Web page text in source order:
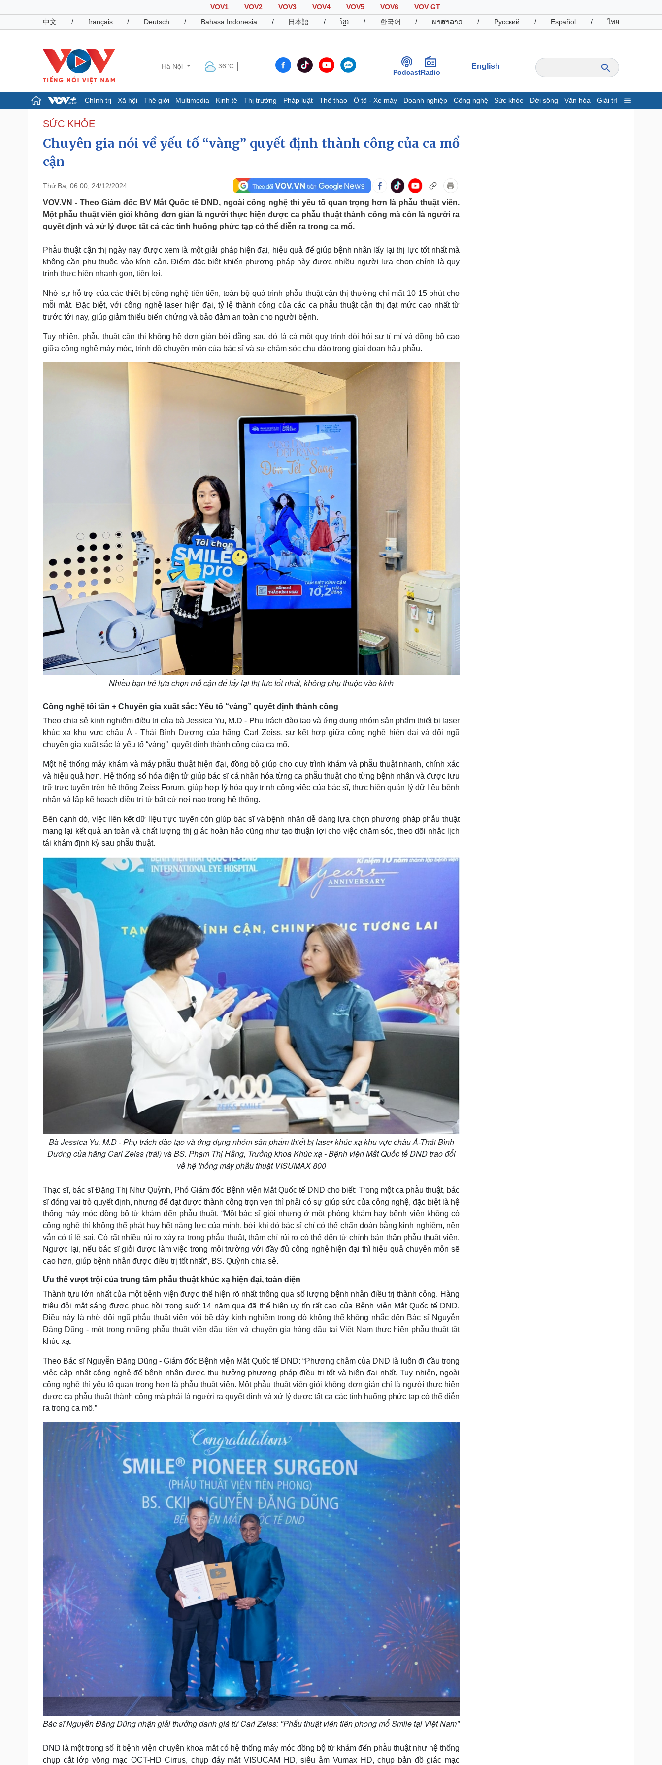
VOV1 VOV2 VOV3 VOV4 VOV5 VOV6
VOV GT
中文
/ français / Deutsch / Bahasa Indonesia / 日本語 / ខ្មែរ / 한국어 / ພາສາລາວ / Русский / Español / ไทย
Hà Nội 36°C
PodcastRadio
English
Chính trị Xã hội Thế giới Multimedia Kinh tế Thị trường Pháp luật Thể thao Ô tô - Xe máy Doanh nghiệp Công nghệ Sức khỏe Đời sống Văn hóa Giải trí
Chính trị
Tổ chức nhân sự
Quốc hội
Nhận diện sự thật
Dự báo thời tiết
Cuộc sống đó đây
Ảnh
Bất động sản
Khởi nghiệp
Pháp luật
Vụ án
Tin nóng
Quân sự - Quốc phòng
Vũ khí
Việt Nam
Thể thao
Bóng đá
Lịch thi đấu bóng đá
eSports
Hậu trường
Ô tô - Xe máy
Ô tô
Xe máy
Doanh nghiệp
Thông tin doanh nghiệp
Vì cộng đồng
Sức khỏe
Dinh dưỡng - món ngon
Cây thuốc
Sản phụ khoa
Nhi khoa
Làm đẹp - giảm cân
Phòng mạch online
Đời sống
Blog
Tình yêu - Gia đình
Sân khấu - Điện ảnh
Văn học
Âm nhạc
Di sản
Thời trang
Sao Việt
Săn Tour
check-in
SỨC KHỎE
Chuyên gia nói về yếu tố “vàng” quyết định thành công của ca mổ
cận
Thứ Ba, 06:00, 24/12/2024
VOV.VN - Theo Giám đốc BV Mắt Quốc tế DND, ngoài công nghệ thì yếu tố quan trọng hơn là phẫu thuật viên.
Một phẫu thuật viên giỏi không đơn giản là người thực hiện được ca phẫu thuật thành công mà còn là người ra
quyết định và xử lý được tất cả các tình huống phức tạp có thể diễn ra trong ca mổ.
Phẫu thuật cận thị ngày nay được xem là một giải pháp hiện đại, hiệu quả để giúp bệnh nhân lấy lại thị lực tốt nhất mà
không cần phụ thuộc vào kính cận. Điểm đặc biệt khiến phương pháp này được nhiều người lựa chọn chính là quy
trình thực hiện nhanh gọn, tiện lợi.
Nhờ sự hỗ trợ của các thiết bị công nghệ tiên tiến, toàn bộ quá trình phẫu thuật cận thị thường chỉ mất 10-15 phút cho
mỗi mắt. Đặc biệt, với công nghệ laser hiện đại, tỷ lệ thành công của các ca phẫu thuật cận thị đạt mức cao nhất từ
trước tới nay, giúp giảm thiểu biến chứng và bảo đảm an toàn cho người bệnh.
Tuy nhiên, phẫu thuật cận thị không hề đơn giản bởi đằng sau đó là cả một quy trình đòi hỏi sự tỉ mỉ và đồng bộ cao
giữa công nghệ máy móc, trình độ chuyên môn của bác sĩ và sự chăm sóc chu đáo trong giai đoạn hậu phẫu.
Nhiều bạn trẻ lựa chọn mổ cận để lấy lại thị lực tốt nhất, không phụ thuộc vào kính
Công nghệ tối tân + Chuyên gia xuất sắc: Yếu tố “vàng” quyết định thành công
Theo chia sẻ kinh nghiệm điều trị của bà Jessica Yu, M.D - Phụ trách đào tạo và ứng dụng nhóm sản phẩm thiết bị laser
khúc xạ khu vực châu Á - Thái Bình Dương của hãng Carl Zeiss, sự kết hợp giữa công nghệ hiện đại và đội ngũ
chuyên gia xuất sắc là yếu tố “vàng” quyết định thành công của ca mổ.
Một hệ thống máy khám và máy phẫu thuật hiện đại, đồng bộ giúp cho quy trình khám và phẫu thuật nhanh, chính xác
và hiệu quả hơn. Hệ thống số hóa điện tử giúp bác sĩ cá nhân hóa từng ca phẫu thuật cho từng bệnh nhân và được lưu
trữ trực tuyến trên hệ thống Zeiss Forum, giúp hợp lý hóa quy trình công việc của bác sĩ, thực hiện quản lý dữ liệu bệnh
nhân và lập kế hoạch điều trị từ bất cứ nơi nào trong hệ thống.
Bên cạnh đó, việc liên kết dữ liệu trực tuyến còn giúp bác sĩ và bệnh nhân dễ dàng lựa chọn phương pháp phẫu thuật
mang lại kết quả an toàn và chất lượng thị giác hoàn hảo cũng như tạo thuận lợi cho việc chăm sóc, theo dõi nhắc lịch
tái khám định kỳ sau phẫu thuật.
Bà Jessica Yu, M.D - Phụ trách đào tạo và ứng dụng nhóm sản phẩm thiết bị laser khúc xạ khu vực châu Á-Thái Bình
Dương của hãng Carl Zeiss (trái) và BS. Phạm Thị Hằng, Trưởng khoa Khúc xạ - Bệnh viện Mắt Quốc tế DND trao đổi
về hệ thống máy phẫu thuật VISUMAX 800
Thạc sĩ, bác sĩ Đặng Thị Như Quỳnh, Phó Giám đốc Bệnh viện Mắt Quốc tế DND cho biết: Trong một ca phẫu thuật, bác
sĩ đóng vai trò quyết định, nhưng để đạt được thành công trọn vẹn thì phải có sự giúp sức của công nghệ, đặc biệt là hệ
thống máy móc đồng bộ từ khám đến phẫu thuật. “Một bác sĩ giỏi nhưng ở một phòng khám hay bệnh viện không có
công nghệ thì không thể phát huy hết năng lực của mình, bởi khi đó bác sĩ chỉ có thể chẩn đoán bằng kinh nghiệm, nên
vẫn có tỉ lệ sai. Có rất nhiều rủi ro xảy ra trong phẫu thuật, thậm chí rủi ro có thể đến từ chính bản thân phẫu thuật viên.
Ngược lại, nếu bác sĩ giỏi được làm việc trong môi trường với đầy đủ công nghệ hiện đại thì hiệu quả chuyên môn sẽ
cao hơn, giúp bệnh nhân được điều trị tốt nhất”, BS. Quỳnh chia sẻ.
Ưu thế vượt trội của trung tâm phẫu thuật khúc xạ hiện đại, toàn diện
Thành tựu lớn nhất của một bệnh viện được thể hiện rõ nhất thông qua số lượng bệnh nhân điều trị thành công. Hàng
triệu đôi mắt sáng được phục hồi trong suốt 14 năm qua đã thể hiện uy tín rất cao của Bệnh viện Mắt Quốc tế DND.
Điều này là nhờ đội ngũ phẫu thuật viên với bề dày kinh nghiệm trong đó không thể không nhắc đến Bác sĩ Nguyễn
Đăng Dũng - một trong những phẫu thuật viên đầu tiên và chuyên gia hàng đầu tại Việt Nam thực hiện phẫu thuật tật
khúc xạ.
Theo Bác sĩ Nguyễn Đăng Dũng - Giám đốc Bệnh viện Mắt Quốc tế DND: “Phương châm của DND là luôn đi đầu trong
việc cập nhật công nghệ để bệnh nhân được thụ hưởng phương pháp điều trị tốt và hiện đại nhất. Tuy nhiên, ngoài
công nghệ thì yếu tố quan trọng hơn là phẫu thuật viên. Một phẫu thuật viên giỏi không đơn giản chỉ là người thực hiện
được ca phẫu thuật thành công mà phải là người ra quyết định và xử lý được tất cả các tình huống phức tạp có thể diễn
ra trong ca mổ.”
Bác sĩ Nguyễn Đăng Dũng nhận giải thưởng danh giá từ Carl Zeiss: "Phẫu thuật viên tiên phong mổ Smile tại Việt Nam"
DND là một trong số ít bệnh viện chuyên khoa mắt có hệ thống máy móc đồng bộ từ khám đến phẫu thuật như hệ thống
chụp cắt lớp võng mạc OCT-HD Cirrus, chụp đáy mắt VISUCAM HD, siêu âm Vumax HD, chụp bản đồ giác mạc